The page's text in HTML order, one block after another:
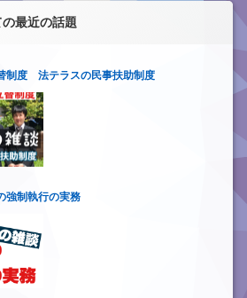
最近の話題
制度 法テラスの民事扶助制度
強制執行の実務